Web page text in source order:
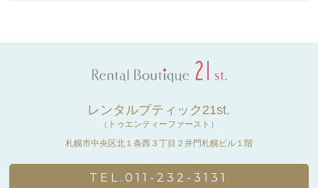
レンタルブティック21st.
（トゥエンティーファースト）
札幌市中央区北１条西３丁目２井門札幌ビル１階
TEL.011-232-3131